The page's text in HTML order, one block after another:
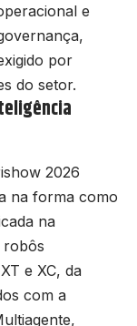
e
por
do setor.
2026
na forma como
na
robôs
e XC, da
com a